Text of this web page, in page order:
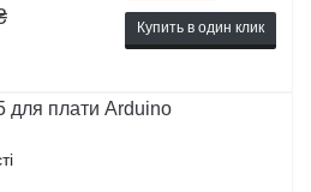
Купить в один клик
для плати Arduino